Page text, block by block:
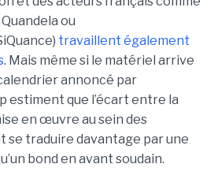
ou
travaillent également
. Mais même si le matériel arrive
annoncé par
estiment que l’écart entre la
en œuvre au sein des
se traduire davantage parune
bond en avant soudain.